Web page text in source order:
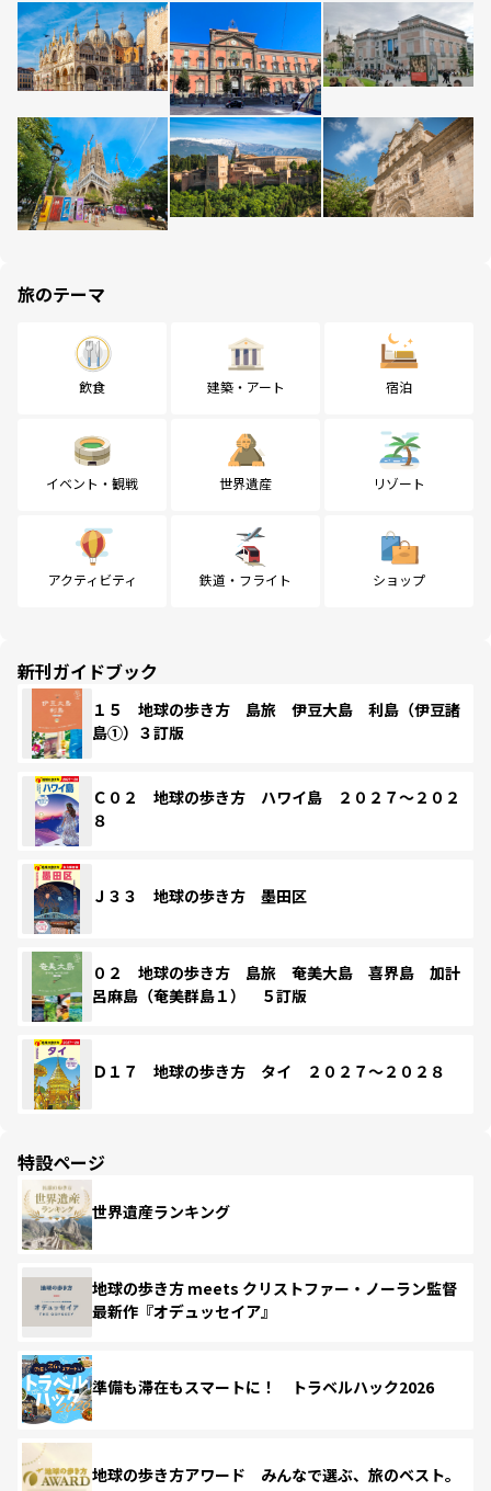
旅のテーマ
飲食 建築・アート 宿泊
イベント・観戦 世界遺産 リゾート
アクティビティ 鉄道・フライト ショップ
新刊ガイドブック
１５ 地球の歩き方 島旅 伊豆大島 利島（伊豆諸
島①）３訂版
Ｃ０２ 地球の歩き方 ハワイ島 ２０２７～２０２
８
Ｊ３３ 地球の歩き方 墨田区
０２ 地球の歩き方 島旅 奄美大島 喜界島 加計
呂麻島（奄美群島１） ５訂版
Ｄ１７ 地球の歩き方 タイ ２０２７～２０２８
特設ページ
世界遺産ランキング
地球の歩き方 meets クリストファー・ノーラン監督
最新作『オデュッセイア』
準備も滞在もスマートに！ トラベルハック2026
地球の歩き方アワード みんなで選ぶ、旅のベスト。